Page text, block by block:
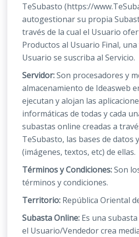
TeSubasto (https://
autogestionar su propia
través de la cual el Usuario
Productos al Usuario Final, una
Usuario se suscriba al Servicio.
Servidor:Son procesadores y
almacenamiento de Ideasweb
ejecutan y alojan las
informáticas de todas y cada
subastas online creadas a
TeSubasto, las bases de datos
(imágenes, textos, etc) de ellas.
Términos y Condiciones:Son
términos y condiciones.
Territorio: República Oriental
Subasta Online: Es una
el Usuario/Vendedor crea